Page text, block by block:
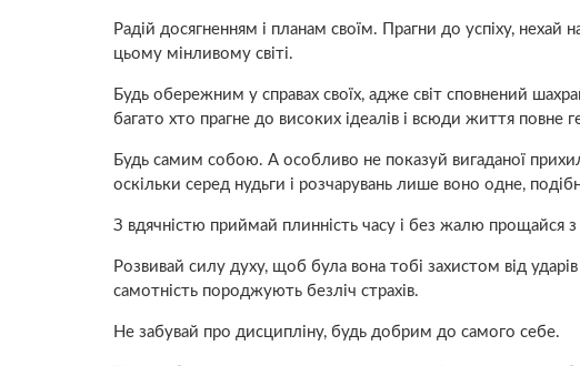
Радій досягненням і планам своїм. Прагни до успіху,
цьому мінливому світі.
Будь обережним у справах своїх, адже світ сповнений
багато хто прагне до високих ідеалів і всюди життя повне
Будь самим собою. А особливо не показуй вигаданої
оскільки серед нудьги і розчарувань лише воно одне,
З вдячністю приймай плинність часу і без жалю
Розвивай силу духу, щоб була вона тобі захистом від
самотність породжують безліч страхів.
Не забувай про дисципліну, будь добрим до самого себе.